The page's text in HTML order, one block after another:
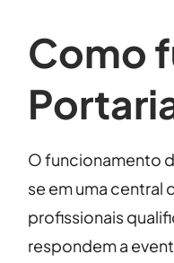
Como
O funcionamento
se em uma
profissionais
respondem a